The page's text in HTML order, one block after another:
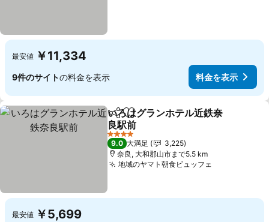
最安値 ￥11,334
9件のサイトの料金を表示 料金を表示
シェアお気に入りに追加
いろはグランホテル近鉄奈
良駅前
料金を表示
4 ホテルのランク
9.0 大満足
3,225
奈良, 大和郡山市まで5.5 km
地域のヤマト朝食ビュッフェ
最安値 ￥5,699